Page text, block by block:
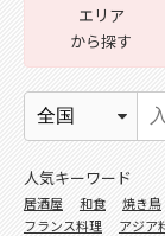
エリア
から探す
人気キーワード
居酒屋 和食 焼き鳥
フランス料理
アジア